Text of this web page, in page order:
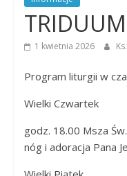
Dobrego
Pasterza
1 kwietnia 2026
Program liturgii w
Wielki Czwartek
godz. 18.00 Msza
nóg i adoracja Pana